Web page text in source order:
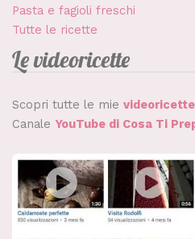
Pasta e fagioli freschi
Tutte le ricette
Le videoricette
Scopri tutte le mie videoricette
Canale YouTube di Cosa Ti